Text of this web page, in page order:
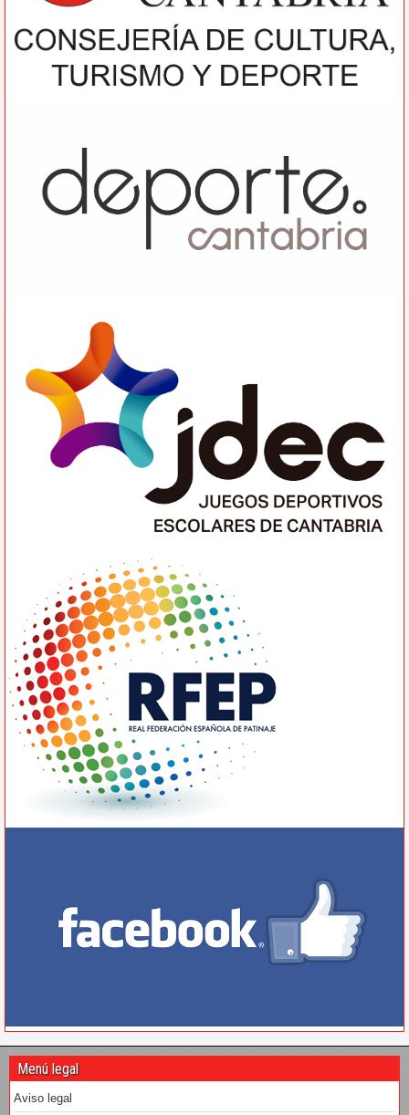
Menú legal
Aviso legal